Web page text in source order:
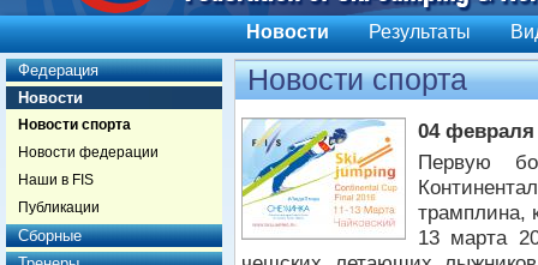
Новости Результаты
Федерация
Новости
Новости спорта
Новости федерации
Наши в FIS
Публикации
Сборные
Новости спорта
04 февраля
Первую
трамплина,
13 марта